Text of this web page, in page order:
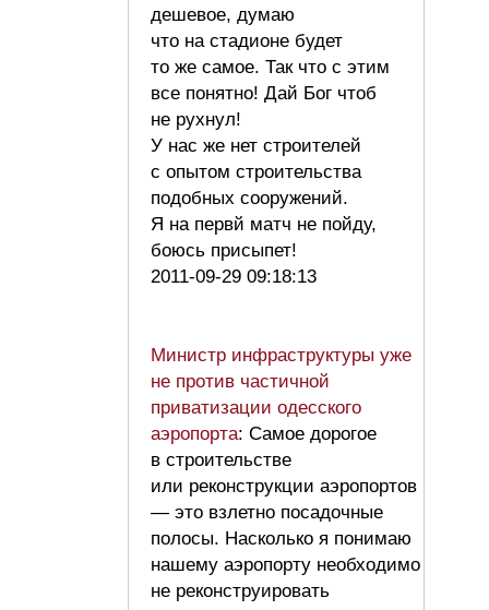
дешевое, думаю
что на стадионе будет
то же самое. Так что с этим
все понятно! Дай Бог чтоб
не рухнул!
У нас же нет строителей
с опытом строительства
подобных сооружений.
Я на первй матч не пойду,
боюсь присыпет!
2011-09-29 09:18:13
Министр инфраструктуры уже
не против частичной
приватизации одесского
аэропорта: Самое дорогое
в строительстве
или реконструкции аэропортов
— это взлетно посадочные
полосы. Насколько я понимаю
нашему аэропорту необходимо
не реконструировать